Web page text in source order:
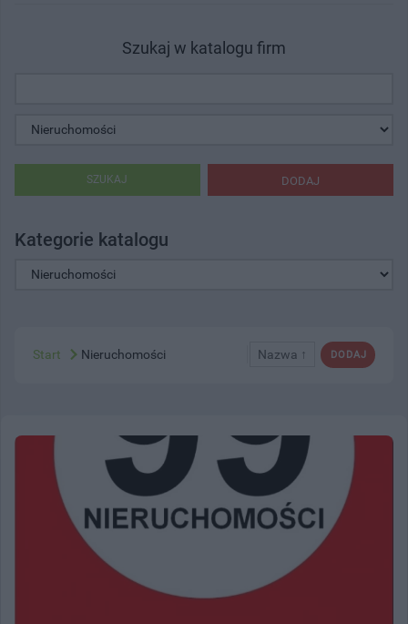
Szukaj w katalogu firm
DODAJ
SZUKAJ
Kategorie katalogu
DODAJ
Nazwa ↑
Start Nieruchomości